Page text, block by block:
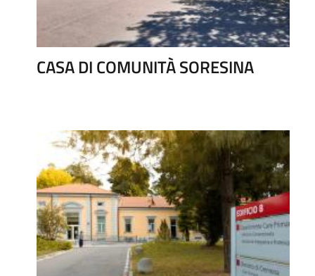
CASA DI COMUNITÀ SORESINA